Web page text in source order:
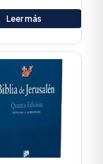
Leer más